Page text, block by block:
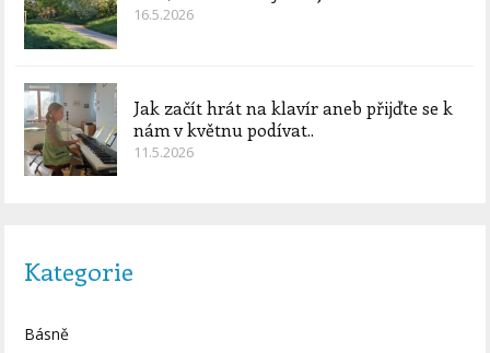
16.5.2026
Jak začít hrát na klavír aneb přijďte se k
nám v květnu podívat..
11.5.2026
Kategorie
Básně